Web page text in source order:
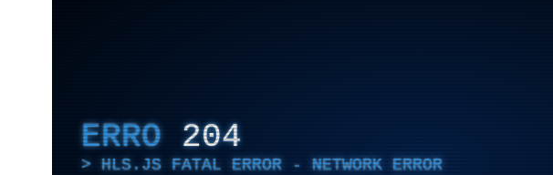
ERRO 204
HLS.JS FATAL ERROR - NETWORK ERROR